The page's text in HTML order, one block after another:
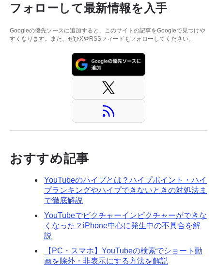
フォローして最新情報を入手
Googleの優先ソースに追加すると、このサイトの記事をGoogleで見つけや
すくなります。また、ぜひXやRSSフィードもフォローしてください。
おすすめ記事
YouTubeのハイプとは？ハイプポイント・ハイ
プランキングやハイプできないときの対処法ま
で徹底解説
YouTubeでピクチャーインピクチャーができな
くなった？iPhone中心に発生中の不具合を解
説
【PC・スマホ】YouTubeの検索でショート動
画を除外・非表示にする方法を解説